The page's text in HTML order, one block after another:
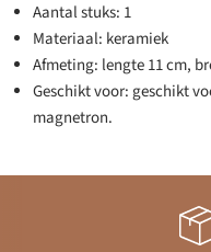
Aantal stuks: 1
Materiaal: keramiek
Afmeting: lengte 11 cm,
Geschikt voor: geschikt
magnetron.